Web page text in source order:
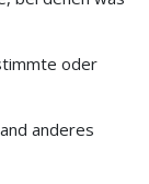
oder
anderes